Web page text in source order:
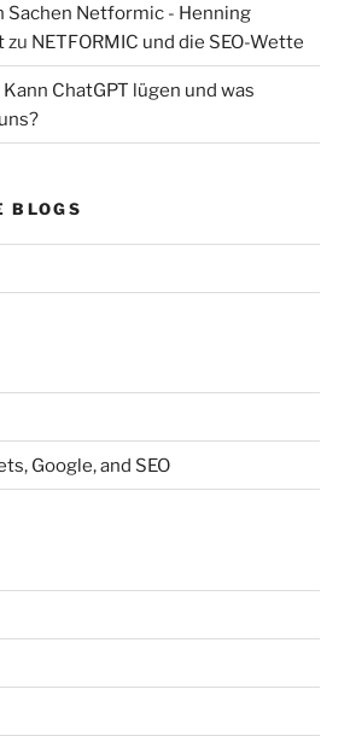
Sachen Netformic - Henning
zu NETFORMIC und die SEO-Wette
Kann ChatGPT lügen und was
BLOGS
Google, and SEO